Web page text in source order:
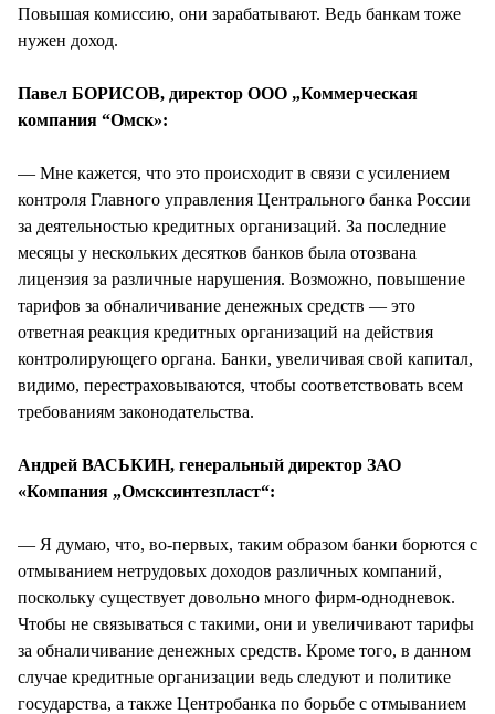
Повышая комиссию, они зарабатывают. Ведь банкам тоже
нужен доход.
Павел БОРИСОВ, директор ООО „Коммерческая
компания “Омск»:
— Мне кажется, что это происходит в связи с усилением
контроля Главного управления Центрального банка России
за деятельностью кредитных организаций. За последние
месяцы у нескольких десятков банков была отозвана
лицензия за различные нарушения. Возможно, повышение
тарифов за обналичивание денежных средств — это
ответная реакция кредитных организаций на действия
контролирующего органа. Банки, увеличивая свой капитал,
видимо, перестраховываются, чтобы соответствовать всем
требованиям законодательства.
Андрей ВАСЬКИН, генеральный директор ЗАО
«Компания „Омсксинтезпласт“:
— Я думаю, что, во-первых, таким образом банки борются с
отмыванием нетрудовых доходов различных компаний,
поскольку существует довольно много фирм-однодневок.
Чтобы не связываться с такими, они и увеличивают тарифы
за обналичивание денежных средств. Кроме того, в данном
случае кредитные организации ведь следуют и политике
государства, а также Центробанка по борьбе с отмыванием